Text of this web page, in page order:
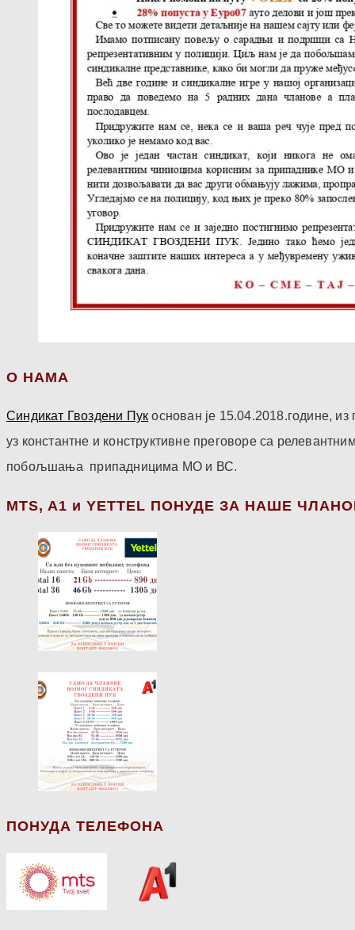
О НАМА
Синдикат Гвоздени Пук основан је 15.04.2018.године,
уз константне и конструктивне преговоре са
побољшања припадницима МО и ВС.
МТS, A1 и YETTEL ПОНУДЕ ЗА НАШЕ
ПОНУДА ТЕЛЕФОНА